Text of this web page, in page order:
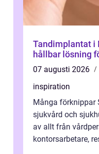
Tandimplantat i
hållbar lösning
07 augusti 2026
inspiration
Många förknippar
sjukvård och
av allt från
kontorsarbetare,